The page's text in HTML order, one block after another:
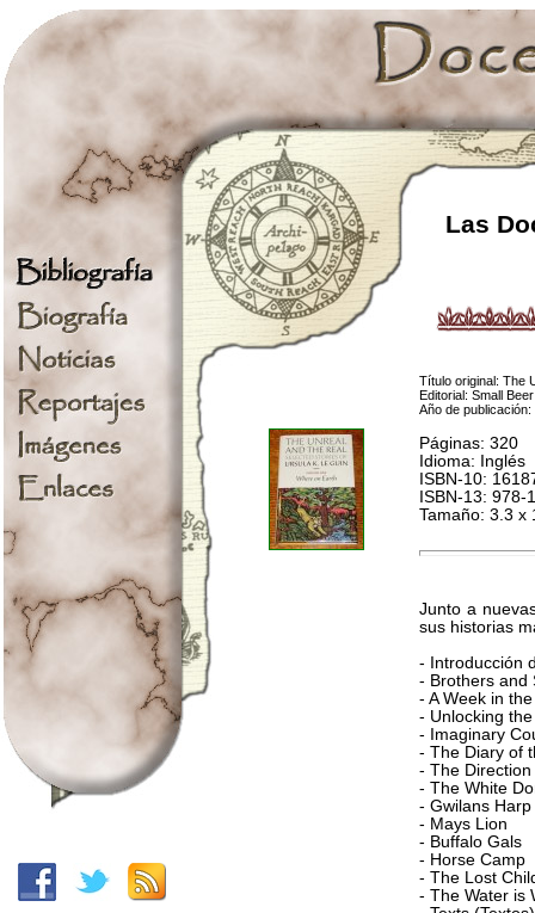
Las
Título original: The
Editorial: Small
Año de
Páginas: 320
Idioma: Inglés
ISBN-10:
ISBN-13: 978-
Tamaño: 3.3 x
Junto a
sus historias
- Introducción
- Brothers and
- A Week in
- Unlocking the
- Imaginary
- The Diary of
- The
- The White
- Gwilans Harp
- Mays Lion
- Buffalo Gals
- Horse Camp
- The Lost
- The Water is